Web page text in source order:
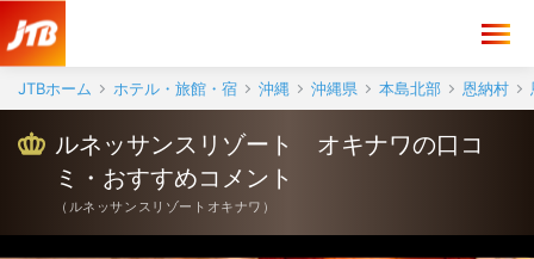
JTBホーム ホテル・旅館・宿 沖縄 沖縄県 本島北部 恩納村
ルネッサンスリゾート オキナワの口コ
ミ・おすすめコメント
（ ルネッサンスリゾートオキナワ ）